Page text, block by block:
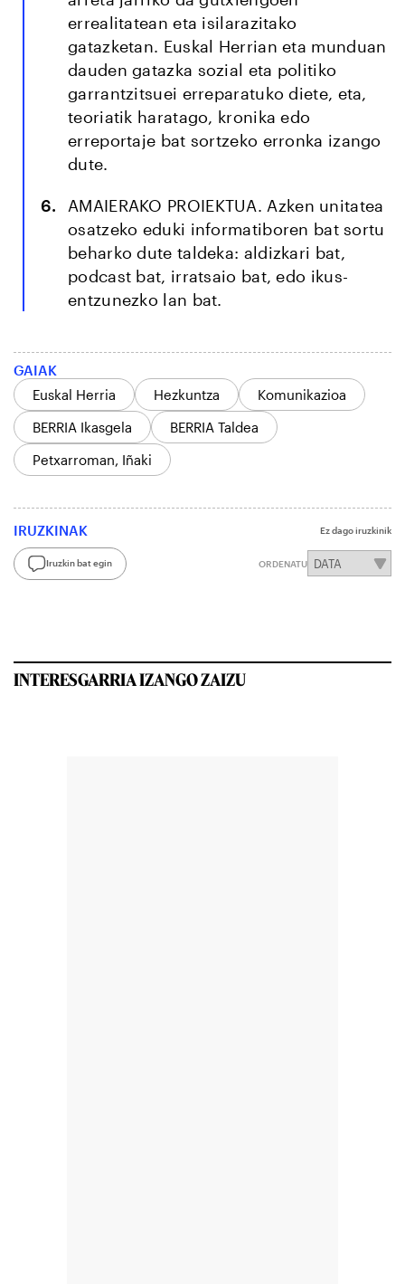
errealitatean eta isilarazitako
gatazketan. Euskal Herrian eta munduan
dauden gatazka sozial eta politiko
garrantzitsuei erreparatuko diete, eta,
teoriatik haratago, kronika edo
erreportaje bat sortzeko erronka izango
dute.
AMAIERAKO PROIEKTUA. Azken unitatea
osatzeko eduki informatiboren bat sortu
beharko dute taldeka: aldizkari bat,
podcast bat, irratsaio bat, edo ikus-
entzunezko lan bat.
GAIAK
Euskal Herria
Hezkuntza
Komunikazioa
BERRIA Ikasgela
BERRIA Taldea
Petxarroman, Iñaki
IRUZKINAK Ez dago iruzkinik
Iruzkin bat egin ORDENATU
INTERESGARRIA IZANGO ZAIZU